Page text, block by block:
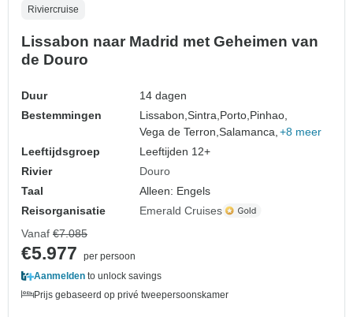
Riviercruise
Lissabon naar Madrid met Geheimen van
de Douro
Duur
14 dagen
Bestemmingen
Lissabon,Sintra, Porto, Pinhao,
Vega de Terron,Salamanca, +8 meer
Leeftijdsgroep
Leeftijden 12+
Rivier
Douro
Taal
Alleen: Engels
Reisorganisatie
Emerald Cruises
Vanaf €7.085
€5.977
per persoon
Aanmelden to unlock savings
Prijs gebaseerd op privé tweepersoonskamer